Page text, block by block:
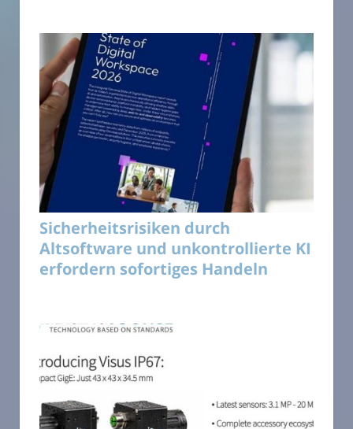
Sicherheitsrisiken durch
Altsoftware und unkontrollierte KI
erfordern sofortiges Handeln